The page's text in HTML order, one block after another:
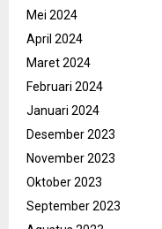
Mei 2024
April 2024
Maret 2024
Februari 2024
Januari 2024
Desember 2023
November 2023
Oktober 2023
September 2023